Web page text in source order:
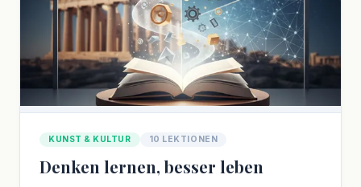
KUNST & KULTUR 10 LEKTIONEN
Denken lernen, besser leben